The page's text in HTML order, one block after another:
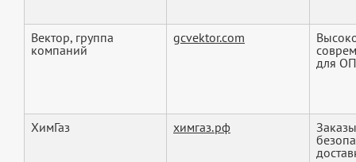
Вектор, группа
компаний
gcvektor.com
для
ХимГаз химгаз.рф